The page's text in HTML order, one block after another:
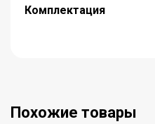
Комплектация
Похожие товары